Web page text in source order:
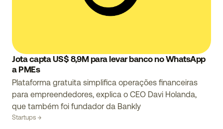
Jota capta US$ 8,9M para levar banco no WhatsApp
a PMEs
Plataforma gratuita simplifica operações financeiras
para empreendedores, explica o CEO Davi Holanda,
que também foi fundador da Bankly
Startups →